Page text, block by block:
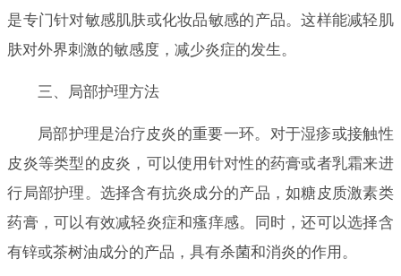
是专门针对敏感肌肤或化妆品敏感的产品。这样能减轻肌
肤对外界刺激的敏感度，减少炎症的发生。
三、局部护理方法
局部护理是治疗皮炎的重要一环。对于湿疹或接触性
皮炎等类型的皮炎，可以使用针对性的药膏或者乳霜来进
行局部护理。选择含有抗炎成分的产品，如糖皮质激素类
药膏，可以有效减轻炎症和瘙痒感。同时，还可以选择含
有锌或茶树油成分的产品，具有杀菌和消炎的作用。